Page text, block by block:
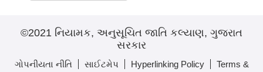
©2021 નિયામક, અનુસૂચિત જાતિ કલ્યાણ, ગુજરાત
સરકાર
ગોપનીયતા નીતિ સાઈટમેપ Hyperlinking Policy
Terms &